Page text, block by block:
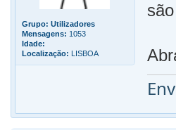
Grupo: Utilizadores
Mensagens: 1053
Idade:
Localização: LISBOA